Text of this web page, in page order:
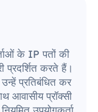
के IP पतों की
प्रदर्शित करते हैं।
प्रतिबंधित कर
आवासीय प्रॉक्सी